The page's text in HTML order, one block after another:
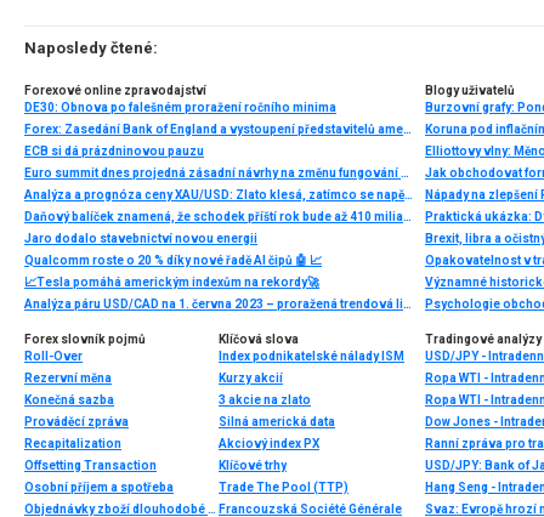
Naposledy čtené:
Forexové online zpravodajství
DE30: Obnova po falešném proražení ročního minima
Forex: Zasedání Bank of England a vystoupení představitelů amerického Fedu
ECB si dá prázdninovou pauzu
Euro summit dnes projedná zásadní návrhy na změnu fungování měnové unie
Analýza a prognóza ceny XAU/USD: Zlato klesá, zatímco se napětí mezi USA a Íránem snižuje
Daňový balíček znamená, že schodek příští rok bude až 410 miliard korun. Balíček, k němuž cestu otevírá „tištění miliard“ v podání Evropské centrální banky, se uhradí z peněz z fondu obnovy EU
Jaro dodalo stavebnictví novou energii
Qualcomm roste o 20 % díky nové řadě AI čipů 🤖 📈
📈Tesla pomáhá americkým indexům na rekordy🚀
Analýza páru USD/CAD na 1. června 2023 – proražená trendová linie a potenciál dalšího poklesu
Blogy uživatelů
Koruna pod
Elliottovy vlny:
Jak obchodovat
Nápady na
Praktická ukázka:
Brexit, libra a
Opakovatelnost v
Forex slovník pojmů
Roll-Over
Rezervní měna
Konečná sazba
Prováděcí zpráva
Recapitalization
Offsetting Transaction
Osobní příjem a spotřeba
Objednávky zboží dlouhodobé spotřeby
Klíčová slova
Index podnikatelské nálady ISM
Kurzy akcií
3 akcie na zlato
Silná americká data
Akciový index PX
Klíčové trhy
Trade The Pool (TTP)
Francouzská Société Générale
Tradingové analýzy
USD/JPY -
Ropa WTI -
Ropa WTI -
Dow Jones -
Ranní zpráva pro
USD/JPY: Bank of
Hang Seng -
Svaz: Evropě hrozí